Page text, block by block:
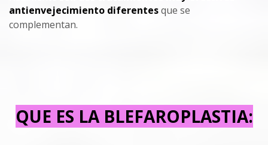
antienvejecimiento diferentesque se
complementan.
QUE ES LA BLEFAROPLASTIA: